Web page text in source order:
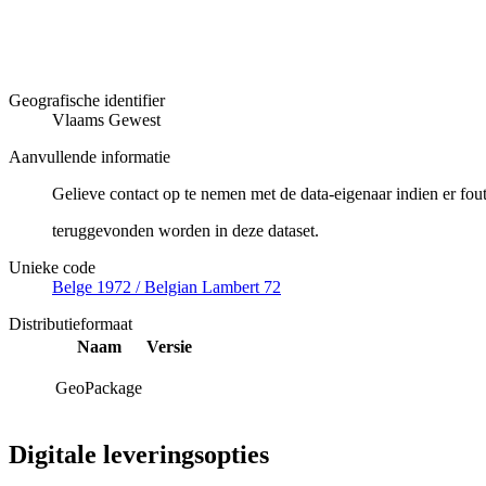
Geografische identifier
Vlaams Gewest
Aanvullende informatie
Gelieve contact op te nemen met de data-eigenaar indien er
teruggevonden worden in deze dataset.
Unieke code
Belge 1972 / Belgian Lambert 72
Distributieformaat
Naam
Versie
GeoPackage
Digitale leveringsopties